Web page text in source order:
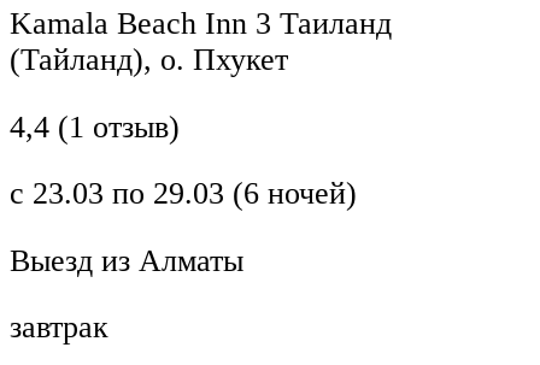
Kamala Beach Inn 3 Таиланд
(Тайланд), о. Пхукет
4,4 (1 отзыв)
с 23.03 по 29.03 (6 ночей)
Выезд из Алматы
завтрак